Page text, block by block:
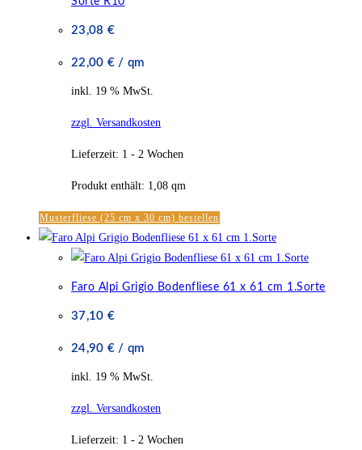
23,08 €
22,00 € /qm
inkl. 19 % MwSt.
zzgl. Versandkosten
Lieferzeit: 1 - 2 Wochen
Produkt enthält: 1,08 qm
Musterfliese (25 cm x 30 cm) bestellen
Faro Alpi Grigio Bodenfliese 61 x 61 cm 1.Sorte
37,10 €
24,90 € /qm
inkl. 19 % MwSt.
zzgl. Versandkosten
Lieferzeit: 1 - 2 Wochen